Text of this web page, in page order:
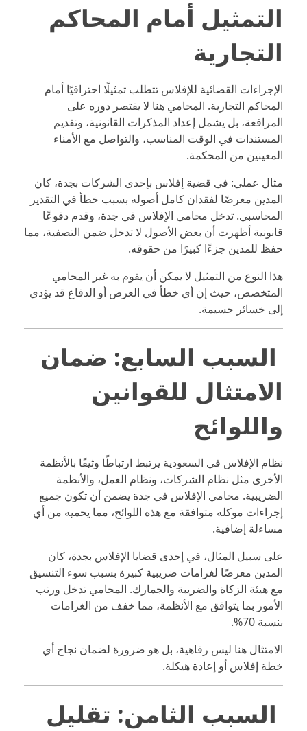
التمثيل أمام المحاكم
التجارية
الإجراءات القضائية للإفلاس تتطلب تمثيلًا احترافيًا أمام
المحاكم التجارية. المحامي هنا لا يقتصر دوره على
المرافعة، بل يشمل إعداد المذكرات القانونية، وتقديم
المستندات في الوقت المناسب، والتواصل مع الأمناء
المعينين من المحكمة.
مثال عملي: في قضية إفلاس بإحدى الشركات بجدة، كان
المدين معرضًا لفقدان كامل أصوله بسبب خطأ في التقدير
المحاسبي. تدخل محامي الإفلاس في جدة، وقدم دفوعًا
قانونية أظهرت أن بعض الأصول لا تدخل ضمن التصفية، مما
حفظ للمدين جزءًا كبيرًا من حقوقه.
هذا النوع من التمثيل لا يمكن أن يقوم به غير المحامي
المتخصص، حيث إن أي خطأ في العرض أو الدفاع قد يؤدي
إلى خسائر جسيمة.
السبب السابع: ضمان
الامتثال للقوانين
واللوائح
نظام الإفلاس في السعودية يرتبط ارتباطًا وثيقًا بالأنظمة
الأخرى مثل نظام الشركات، ونظام العمل، والأنظمة
الضريبية. محامي الإفلاس في جدة يضمن أن تكون جميع
إجراءات موكله متوافقة مع هذه اللوائح، مما يحميه من أي
مساءلة إضافية.
على سبيل المثال، في إحدى قضايا الإفلاس بجدة، كان
المدين معرضًا لغرامات ضريبية كبيرة بسبب سوء التنسيق
مع هيئة الزكاة والضريبة والجمارك. المحامي تدخل ورتب
الأمور بما يتوافق مع الأنظمة، مما خفف من الغرامات
بنسبة 70%.
الامتثال هنا ليس رفاهية، بل هو ضرورة لضمان نجاح أي
خطة إفلاس أو إعادة هيكلة.
السبب الثامن: تقليل